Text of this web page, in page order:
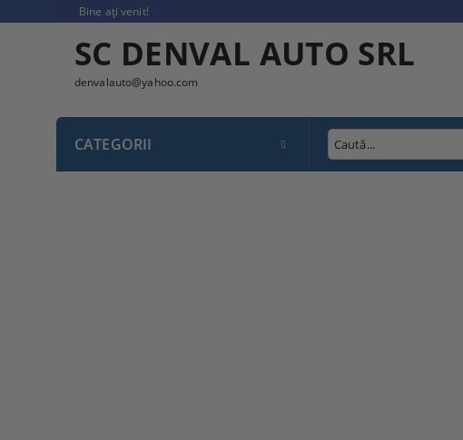
Bine ați venit!
SC DENVAL AUTO SRL
denvalauto@yahoo.com
CATEGORII